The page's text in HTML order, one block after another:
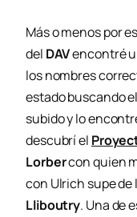
Más o menos por
del DAVencontré
los nombres
estado buscando
subido y lo
descubrí el
Lorbercon quien
con Ulrich supe de
Lliboutry. Una de